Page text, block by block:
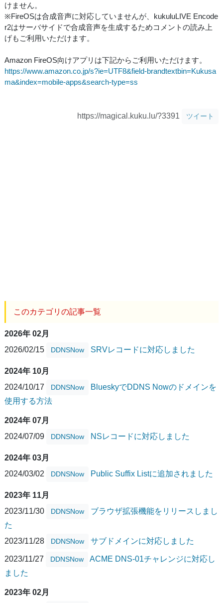
けません。
※FireOSは合成音声に対応していませんが、kukuluLIVE Encode
r2はサーバサイドで合成音声を生成するためコメントの読み上
げもご利用いただけます。
Amazon FireOS向けアプリは下記からご利用いただけます。
https://www.amazon.co.jp/s?ie=UTF8&field-brandtextbin=Kukusa
ma&index=mobile-apps&search-type=ss
https://magical.kuku.lu/?3391 ツイート
このカテゴリの記事一覧
2026年 02月
2026/02/15
DDNSNow SRVレコードに対応しました
2024年 10月
2024/10/17
DDNSNow
BlueskyでDDNS Nowのドメインを
使用する方法
2024年 07月
2024/07/09
DDNSNow NSレコードに対応しました
2024年 03月
2024/03/02
DDNSNow Public Suffix Listに追加されました
2023年 11月
2023/11/30
DDNSNow
ブラウザ拡張機能をリリースしまし
た
2023/11/28
DDNSNow サブドメインに対応しました
2023/11/27 DDNSNow
ACME DNS-01チャレンジに対応し
ました
2023年 02月